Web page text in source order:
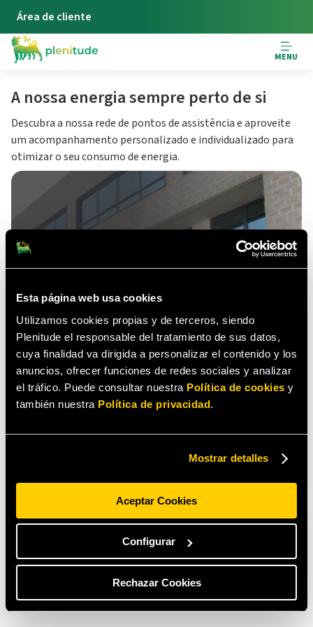
Esta página web usa cookies
Utilizamos cookies propias y de terceros, siendo
Plenitude el responsable del tratamiento de sus datos,
cuya finalidad va dirigida a personalizar el contenido y los
anuncios, ofrecer funciones de redes sociales y analizar
el tráfico. Puede consultar nuestra Política de cookies y
también nuestra Política de privacidad.
Mostrar detalles
Aceptar Cookies
Configurar
Rechazar Cookies
Área de cliente
MENU
A nossa energia sempre perto de si
Descubra a nossa rede de pontos de assistência e aproveite
um acompanhamento personalizado e individualizado para
otimizar o seu consumo de energia.
Escritórios centrais
Centro Empresarial Torres de Lisboa, Rua Tomás de
Fonseca, Torre G-1 Piso, 1600-209, Lisboa
T. 21 145 12 50